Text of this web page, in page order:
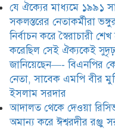
যে ঐক্যের মাধ্যমে ১৯৯১
সকলস্তরের নেতাকর্মীরা
নির্বাচন করে স্বৈরাচারী
করেছিল সেই ঐক্যকেই
জানিয়েছেন—- বিএনপির
নেতা, সাবেক এমপি বীর
ইসলাম সরদার
আদালত থেকে দেওয়া
অমান্য করে ঈশ্বরদীর রঞ্জু